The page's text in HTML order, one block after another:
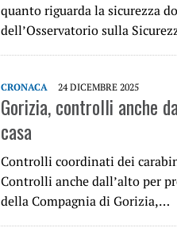
quanto riguarda la sicurezza
dell’Osservatorio sulla
CRONACA 24 DICEMBRE 2025
Gorizia, controlli anche
casa
Controlli coordinati dei
Controlli anche dall’alto per
della Compagnia di Gorizia,…